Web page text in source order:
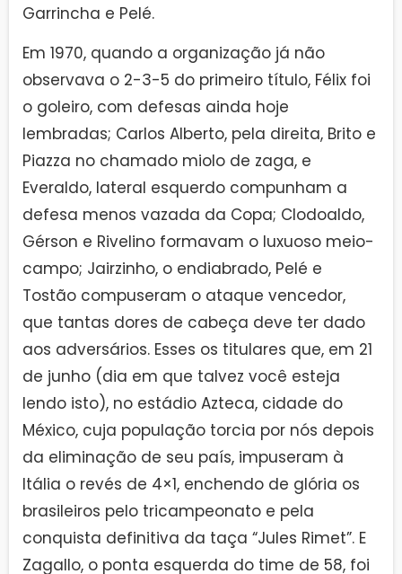
Garrincha e Pelé.
Em 1970, quando a organização já não
observava o 2-3-5 do primeiro título, Félix foi
o goleiro, com defesas ainda hoje
lembradas; Carlos Alberto, pela direita, Brito e
Piazza no chamado miolo de zaga, e
Everaldo, lateral esquerdo compunham a
defesa menos vazada da Copa; Clodoaldo,
Gérson e Rivelino formavam o luxuoso meio-
campo; Jairzinho, o endiabrado, Pelé e
Tostão compuseram o ataque vencedor,
que tantas dores de cabeça deve ter dado
aos adversários. Esses os titulares que, em 21
de junho (dia em que talvez você esteja
lendo isto), no estádio Azteca, cidade do
México, cuja população torcia por nós depois
da eliminação de seu país, impuseram à
Itália o revés de 4×1, enchendo de glória os
brasileiros pelo tricampeonato e pela
conquista definitiva da taça “Jules Rimet”. E
Zagallo, o ponta esquerda do time de 58, foi